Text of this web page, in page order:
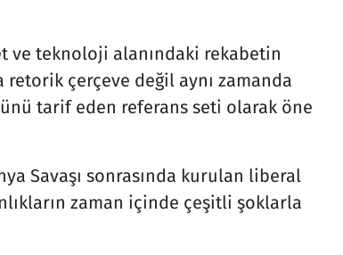
ve teknoloji alanındaki rekabetin
çerçeve değil aynı zamanda
tarif eden referans seti olarak öne
Savaşı sonrasında kurulan liberal
zaman içinde çeşitli şoklarla